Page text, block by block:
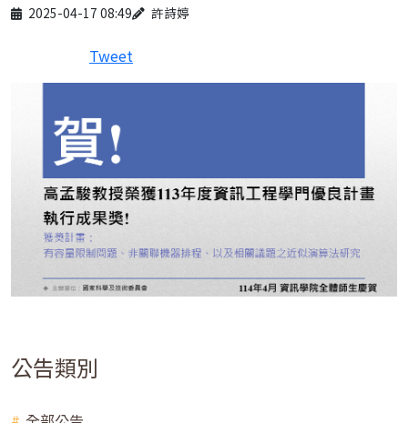
Published on
2025-04-17 08:49
Author 許詩婷
Tweet
公告類別